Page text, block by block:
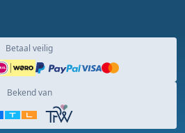
Betaal veilig
Bekend van